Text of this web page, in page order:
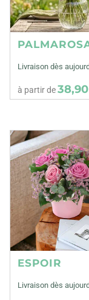
Livraison dès
à partir de
ESPOIR
Livraison dès